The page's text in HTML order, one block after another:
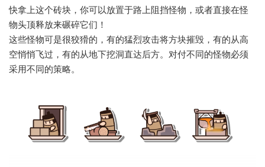
快拿上这个砖块，你可以放置于路上阻挡怪物，或者直接在怪
物头顶释放来碾碎它们！
这些怪物可是很狡猾的，有的猛烈攻击将方块摧毁，有的从高
空悄悄飞过，有的从地下挖洞直达后方。对付不同的怪物必须
采用不同的策略。